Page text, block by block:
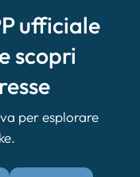
ufficiale
scopri
per esplorare